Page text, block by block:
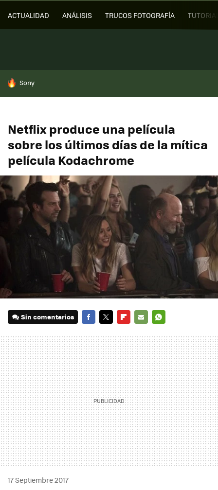
ACTUALIDAD ANÁLISIS TRUCOS FOTOGRAFÍA
HOY SE HABLA DE
Sony
Netflix produce una película
sobre los últimos días de la mítica
película Kodachrome
Sin comentarios
MAIL
17 Septiembre 2017